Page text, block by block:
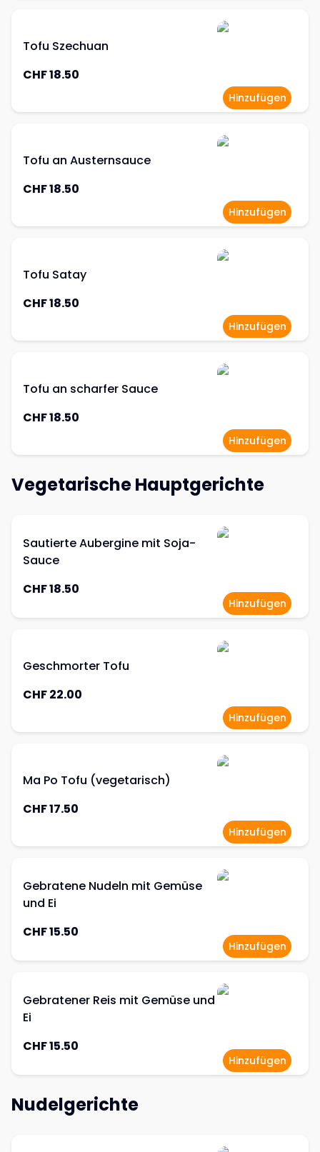
Tofu Szechuan
CHF 18.50
Hinzufügen
Tofu an Austernsauce
CHF 18.50
Hinzufügen
Tofu Satay
CHF 18.50
Hinzufügen
Tofu an scharfer Sauce
CHF 18.50
Hinzufügen
Vegetarische Hauptgerichte
Sautierte Aubergine mit Soja-
Sauce
CHF 18.50
Hinzufügen
Geschmorter Tofu
CHF 22.00
Hinzufügen
Ma Po Tofu (vegetarisch)
CHF 17.50
Hinzufügen
Gebratene Nudeln mit Gemüse
und Ei
CHF 15.50
Hinzufügen
Gebratener Reis mit Gemüse und
Ei
CHF 15.50
Hinzufügen
Nudelgerichte